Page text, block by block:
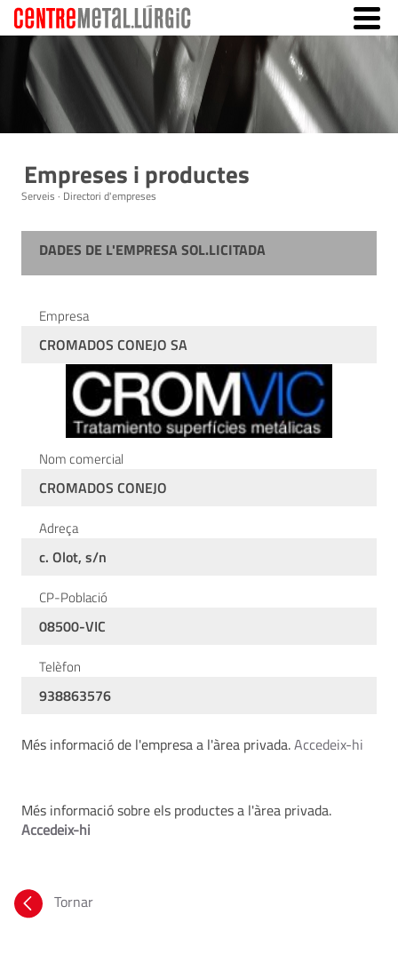
Empreses i productes
Serveis · Directori d'empreses
DADES DE L'EMPRESA SOL.LICITADA
Empresa
CROMADOS CONEJO SA
Nom comercial
CROMADOS CONEJO
Adreça
c. Olot, s/n
CP-Població
08500-VIC
Telèfon
938863576
Més informació de l'empresa a l'àrea privada.Accedeix-hi
Més informació sobre els productes a l'àrea privada.
Accedeix-hi
Tornar